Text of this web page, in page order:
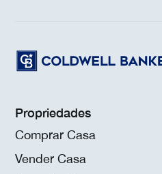
Propriedades
Comprar Casa
Vender Casa